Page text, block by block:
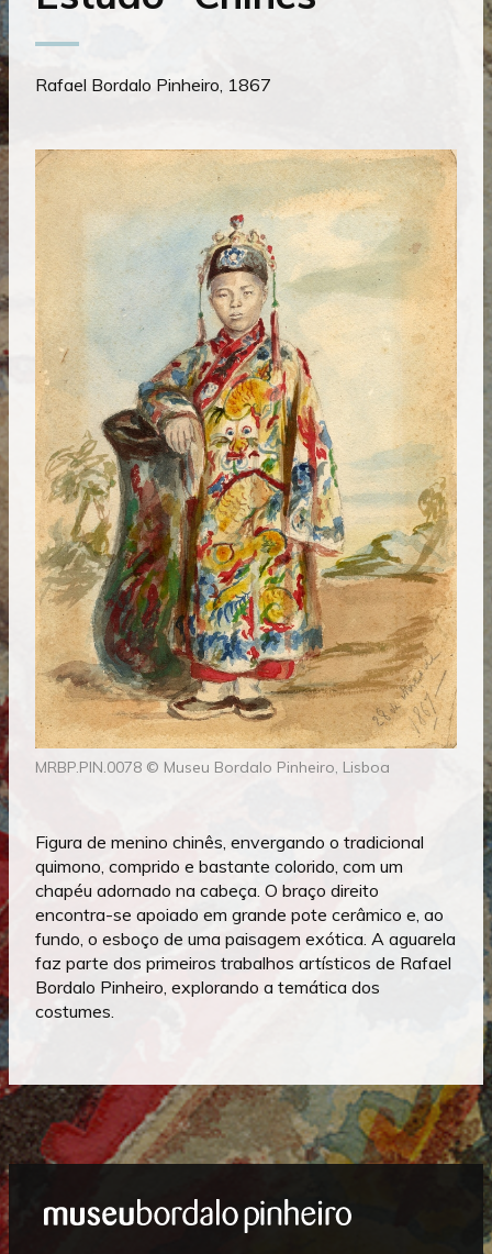
Rafael Bordalo Pinheiro, 1867
MRBP.PIN.0078 © Museu Bordalo Pinheiro, Lisboa
Figura de menino chinês, envergando o tradicional
quimono, comprido e bastante colorido, com um
chapéu adornado na cabeça. O braço direito
encontra-se apoiado em grande pote cerâmico e, ao
fundo, o esboço de uma paisagem exótica. A aguarela
faz parte dos primeiros trabalhos artísticos de Rafael
Bordalo Pinheiro, explorando a temática dos
costumes.
Mostrar
Rodapé